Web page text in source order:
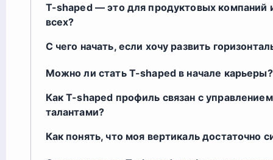
T-shaped — это для продуктовых компаний
всех?
С чего начать, если хочу развить
Можно ли стать T-shaped в начале карьеры?
Как T-shaped профиль связан с управлением
талантами?
Как понять, что моя вертикаль достаточно